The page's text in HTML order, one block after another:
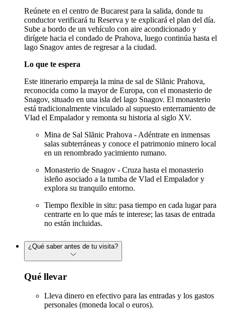
Reúnete en el centro de Bucarest para la salida, donde tu
conductor verificará tu Reserva y te explicará el plan del día.
Sube a bordo de un vehículo con aire acondicionado y
dirígete hacia el condado de Prahova, luego continúa hasta el
lago Snagov antes de regresar a la ciudad.
Lo que te espera
Este itinerario empareja la mina de sal de Slănic Prahova,
reconocida como la mayor de Europa, con el monasterio de
Snagov, situado en una isla del lago Snagov. El monasterio
está tradicionalmente vinculado al supuesto enterramiento de
Vlad el Empalador y remonta su historia al siglo XV.
Mina de Sal Slănic Prahova - Adéntrate en inmensas
salas subterráneas y conoce el patrimonio minero local
en un renombrado yacimiento rumano.
Monasterio de Snagov - Cruza hasta el monasterio
isleño asociado a la tumba de Vlad el Empalador y
explora su tranquilo entorno.
Tiempo flexible in situ: pasa tiempo en cada lugar para
centrarte en lo que más te interese; las tasas de entrada
no están incluidas.
¿Qué saber antes de tu visita?
Qué llevar
Lleva dinero en efectivo para las entradas y los gastos
personales (moneda local o euros).